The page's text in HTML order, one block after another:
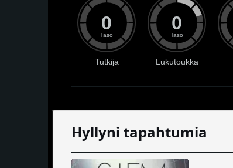
0
Taso
Tutkija
0
Taso
Lukutoukka
Hyllyni tapahtumia